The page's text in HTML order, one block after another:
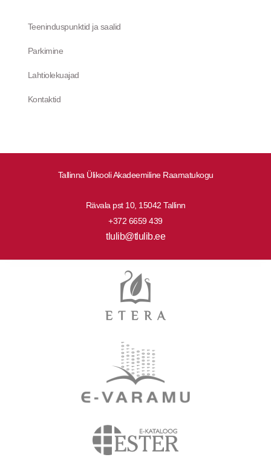
Tallinna Ülikooli Akadeemiline Raamatukogu
Rävala pst 10, 15042 Tallinn
+372 6659 439
tlulib@tlulib.ee
Teeninduspunktid ja saalid
Parkimine
Lahtiolekuajad
Kontaktid